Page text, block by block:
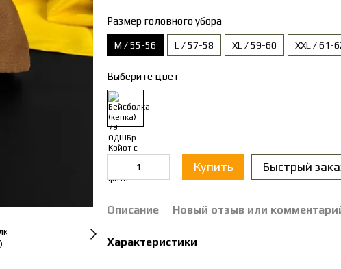
Размер головного убора
M / 55-56 L / 57-58 XL / 59-60 XXL / 61-
Выберите цвет
Купить Быстрый
Описание Новый отзыв или
Характеристики